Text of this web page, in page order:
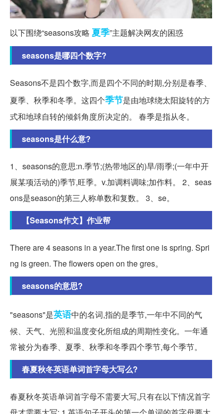
以下围绕“seasons攻略 夏季”主题解决网友的困惑
seasons是哪四个数字?
Seasons不是四个数字,而是四个不同的时期,分别是春季、
夏季、秋季和冬季。这四个季节是由地球绕太阳旋转的方
式和地球自转的倾斜角度所决定的。 春季是指从冬。
seasons是什么意?
1、seasons的意思:n.季节;(热带地区的)旱/雨季;(一年中开
展某项活动的)季节,旺季。v.加调料调味;加作料。 2、seas
ons是season的第三人称单数和复数。 3、se。
【Seasons作文】作业帮
There are 4 seasons in a year.The first one is spring. Spri
ng is green. The flowers open on the gres。
seasons的意思?
"seasons"是英语中的名词,指的是季节,一年中不同的气
候、天气、光照和温度变化所组成的周期性变化。一年通
常被分为春季、夏季、秋季和冬季四个季节,每个季节。
春夏秋冬英语单词首字母大写么?
春夏秋冬英语单词首字母不需要大写,只有在以下情况首字